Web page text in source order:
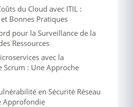
du Cloud avec ITIL :
Bonnes Pratiques
pour la Surveillance de la
Ressources
avec la
Scrum : Une Approche
en Sécurité Réseau
Approfondie